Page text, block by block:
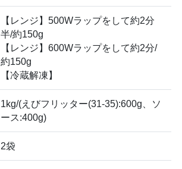
【レンジ】500Wラップをして約2分
半/約150g
【レンジ】600Wラップをして約2分/
約150g
【冷蔵解凍】
1kg/(えびフリッター(31-35):600g、ソ
ース:400g)
2袋